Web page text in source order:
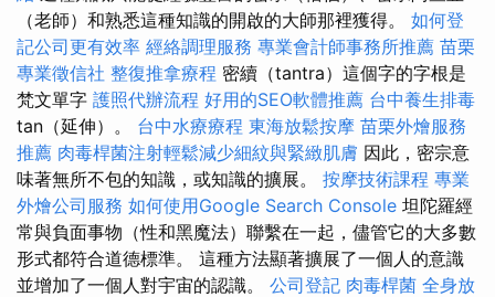
（老師）和熟悉這種知識的開啟的大師那裡獲得。 如何登
記公司更有效率 經絡調理服務 專業會計師事務所推薦 苗栗
專業徵信社 整復推拿療程 密續（tantra）這個字的字根是
梵文單字 護照代辦流程 好用的SEO軟體推薦 台中養生排毒
tan（延伸）。 台中水療療程 東海放鬆按摩 苗栗外燴服務
推薦 肉毒桿菌注射輕鬆減少細紋與緊緻肌膚 因此，密宗意
味著無所不包的知識，或知識的擴展。 按摩技術課程 專業
外燴公司服務 如何使用Google Search Console 坦陀羅經
常與負面事物（性和黑魔法）聯繫在一起，儘管它的大多數
形式都符合道德標準。 這種方法顯著擴展了一個人的意識
並增加了一個人對宇宙的認識。 公司登記 肉毒桿菌 全身放